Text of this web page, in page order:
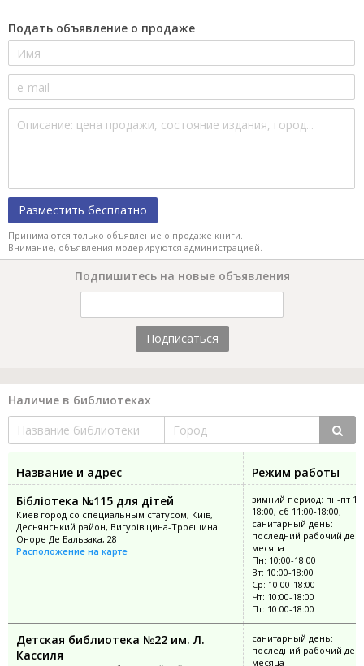
Подать объявление о продаже
Разместить бесплатно
Принимаются только объявление о продаже книги.
Внимание, объявления модерируются администрацией.
Подпишитесь на новые объявления
Подписаться
Наличие в библиотеках
Название и адрес
Режим работы
Бібліотека №115 для дітей
Киев город со специальным статусом, Київ,
Деснянський район, Вигурівщина-Троєщина
Оноре Де Бальзака, 28
Расположение на карте
зимний период: пн-пт
18:00, сб 11:00-18:00;
санитарный день:
последний рабочий
месяца
Пн: 10:00-18:00
Вт: 10:00-18:00
Ср: 10:00-18:00
Чт: 10:00-18:00
Пт: 10:00-18:00
Детская библиотека №22 им. Л.
Кассиля
санитарный день:
последний рабочий
месяца